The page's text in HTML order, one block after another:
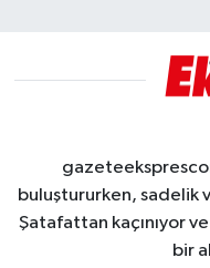
buluştururken, sadelik
Şatafattan kaçınıyor
bir